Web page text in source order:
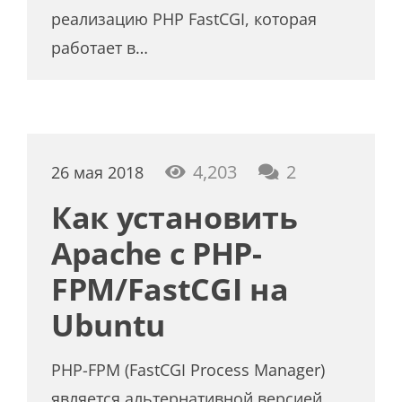
реализацию PHP FastCGI, которая
работает в…
26 мая 2018 4,203 2
Как установить
Apache с PHP-
FPM/FastCGI на
Ubuntu
PHP-FPM (FastCGI Process Manager)